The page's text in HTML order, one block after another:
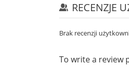
RECENZJE
Brak recenzji
To write a review